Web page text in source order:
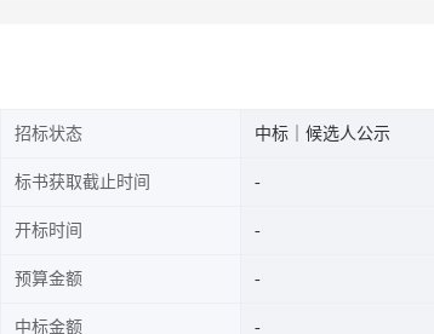
招标状态 中标｜候选人公示
标书获取截止时间
开标时间
预算金额
中标金额